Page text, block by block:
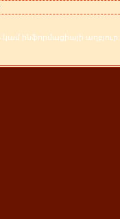
ինֆորմացիայի աղբյուր: